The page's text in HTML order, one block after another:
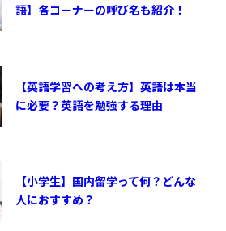
語】各コーナーの呼び名も紹介！
【英語学習への考え方】英語は本当
に必要？英語を勉強する理由
【小学生】国内留学って何？どんな
人におすすめ？